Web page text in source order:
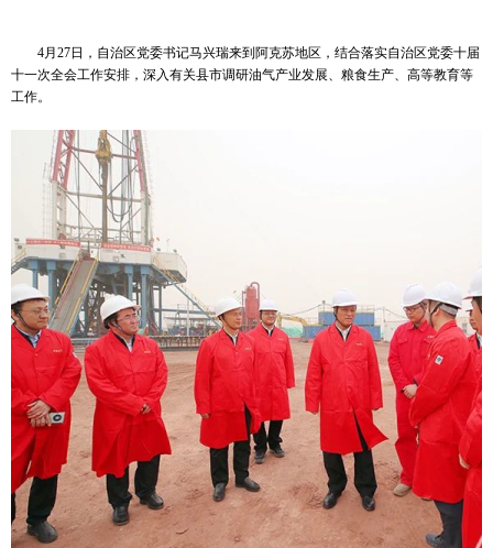
4月27日，自治区党委书记马兴瑞来到阿克苏地区，结合落实自治区党委十届
十一次全会工作安排，深入有关县市调研油气产业发展、粮食生产、高等教育等
工作。